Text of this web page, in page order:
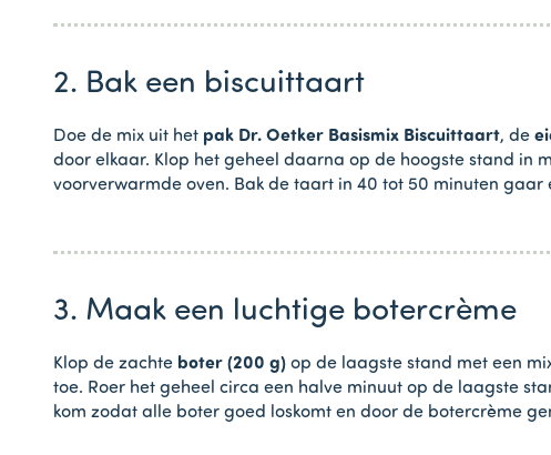
2. Bak een biscuittaart
Doe de mix uit het pak Dr. Oetker Basismix Biscuittaart, de
door elkaar. Klop het geheel daarna op de hoogste stand in
voorverwarmde oven. Bak de taart in 40 tot 50 minuten
3. Maak een luchtige botercrème
Klop de zachte boter (200 g) op de laagste stand met een
toe. Roer het geheel circa een halve minuut op de laagste
kom zodat alle boter goed loskomt en door de botercrème